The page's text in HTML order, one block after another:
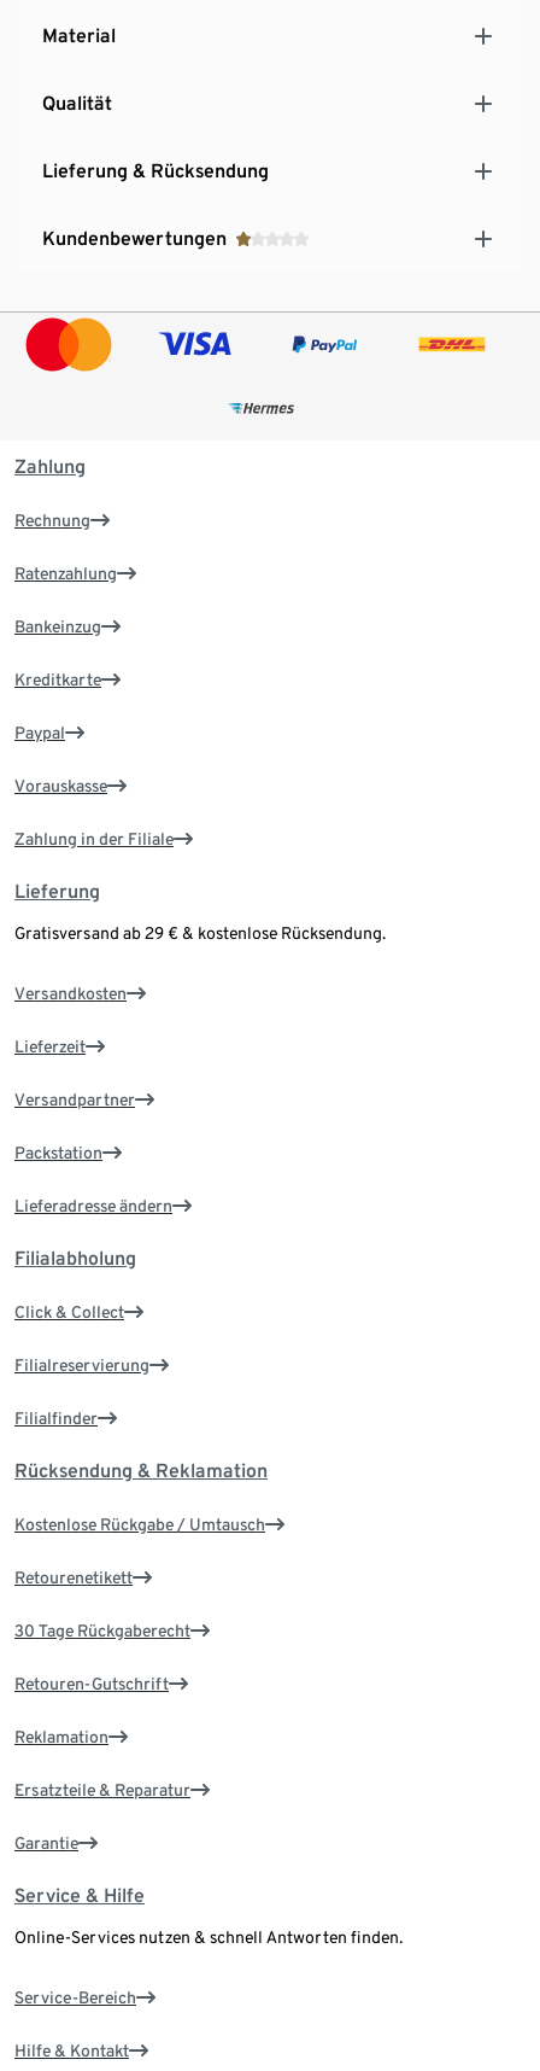
Material
Qualität
Lieferung & Rücksendung
Kundenbewertungen
Zahlung
Rechnung
Ratenzahlung
Bankeinzug
Kreditkarte
Paypal
Vorauskasse
Zahlung in der Filiale
Lieferung
Gratisversand ab 29 € & kostenlose Rücksendung.
Versandkosten
Lieferzeit
Versandpartner
Packstation
Lieferadresse ändern
Filialabholung
Click & Collect
Filialreservierung
Filialfinder
Rücksendung & Reklamation
Kostenlose Rückgabe / Umtausch
Retourenetikett
30 Tage Rückgaberecht
Retouren-Gutschrift
Reklamation
Ersatzteile & Reparatur
Garantie
Service & Hilfe
Online-Services nutzen & schnell Antworten finden.
Service-Bereich
Hilfe & Kontakt